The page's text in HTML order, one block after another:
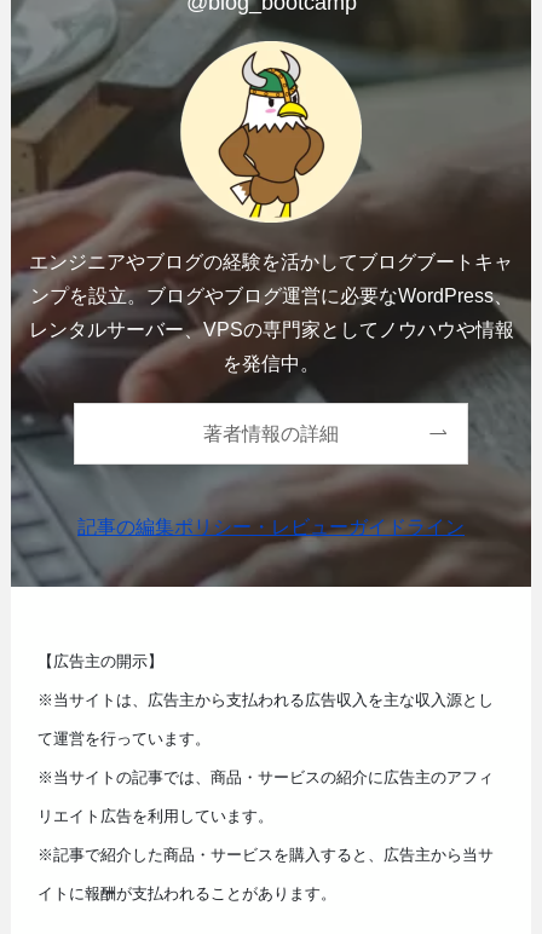
エンジニアやブログの経験を活かしてブログブートキャ
ンプを設立。ブログやブログ運営に必要なWordPress、
レンタルサーバー、VPSの専門家としてノウハウや情報
を発信中。
著者情報の詳細
記事の編集ポリシー・レビューガイドライン
【広告主の開示】
※当サイトは、広告主から支払われる広告収入を主な収入源とし
て運営を行っています。
※当サイトの記事では、商品・サービスの紹介に広告主のアフィ
リエイト広告を利用しています。
※記事で紹介した商品・サービスを購入すると、広告主から当サ
イトに報酬が支払われることがあります。